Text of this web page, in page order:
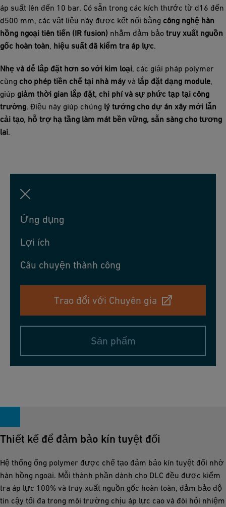
áp suất lên đến 10 bar. Có sẵn trong các kích thước từ d16 đến
d500 mm, các vật liệu này được kết nối bằng công nghệ hàn
hồng ngoại tiên tiến (IR fusion) nhằm đảm bảo truy xuất nguồn
gốc hoàn toàn, hiệu suất đã kiểm tra áp lực.
Nhẹ và dễ lắp đặt hơn so với kim loại, các giải pháp polymer
cũng cho phép tiền chế tại nhà máy và lắp đặt dạng module,
giúp giảm thời gian lắp đặt, chi phí và sự phức tạp tại công
trường. Điều này giúp chúng lý tưởng cho dự án xây mới lẫn
cải tạo, hỗ trợ hạ tầng làm mát bền vững, sẵn sàng cho tương
lai.
Ứng dụng
Lợi ích
Câu chuyện thành công
Trao đổi với Chuyên gia
Sản phẩm
Thiết kế để đảm bảo kín tuyệt đối
Hệ thống ống polymer được chế tạo đảm bảo kín tuyệt đối nhờ
hàn hồng ngoại. Mỗi thành phần dành cho DLC đều được kiểm
tra áp lực 100% và truy xuất nguồn gốc hoàn toàn, đảm bảo độ
tin cậy tối đa trong môi trường chịu áp lực cao và đòi hỏi nhiệm